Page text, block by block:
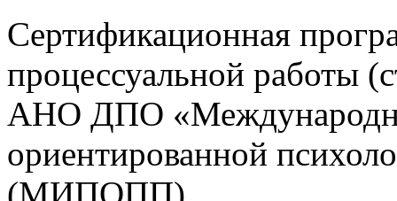
Сертификационная
процессуальной работы
АНО ДПО
ориентированной
(МИПОПП)